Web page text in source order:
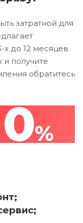
затратной для
х до 12 месяцев.
получите
обратитесь